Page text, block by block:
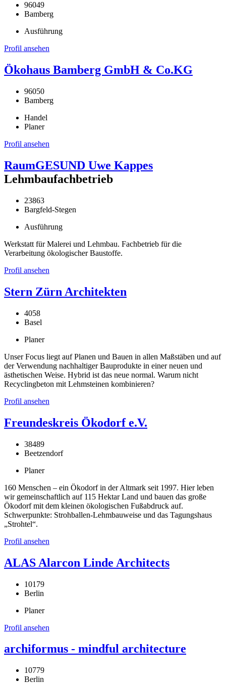
96049
Bamberg
Ausführung
Profil ansehen
Ökohaus Bamberg GmbH & Co.KG
96050
Bamberg
Handel
Planer
Profil ansehen
RaumGESUND Uwe Kappes
Lehmbaufachbetrieb
23863
Bargfeld-Stegen
Ausführung
Werkstatt für Malerei und Lehmbau. Fachbetrieb für die
Verarbeitung ökologischer Baustoffe.
Profil ansehen
Stern Zürn Architekten
4058
Basel
Planer
Unser Focus liegt auf Planen und Bauen in allen Maßstäben und auf
der Verwendung nachhaltiger Bauprodukte in einer neuen und
ästhetischen Weise. Hybrid ist das neue normal. Warum nicht
Recyclingbeton mit Lehmsteinen kombinieren?
Profil ansehen
Freundeskreis Ökodorf e.V.
38489
Beetzendorf
Planer
160 Menschen – ein Ökodorf in der Altmark seit 1997. Hier leben
wir gemeinschaftlich auf 115 Hektar Land und bauen das große
Ökodorf mit dem kleinen ökologischen Fußabdruck auf.
Schwerpunkte: Strohballen-Lehmbauweise und das Tagungshaus
„Strohtel“.
Profil ansehen
ALAS Alarcon Linde Architects
10179
Berlin
Planer
Profil ansehen
archiformus - mindful architecture
10779
Berlin